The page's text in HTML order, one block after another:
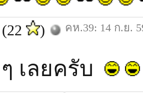
(22 ) คห.39: 14 ก.ย.
เลยครับ